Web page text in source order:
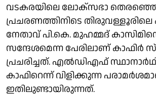
വടകരയിലെ ലോക്സഭാ
പ്രചരണത്തിനിടെ
നേതാവ് പി.കെ. മുഹമ്മദ്
സന്ദേശമെന്ന പേരിലാണ് കാഫിര്‍
പ്രചരിച്ചത്. എല്‍ഡിഎഫ്
കാഫിറെന്ന് വിളിക്കുന്ന
ഇതിലുണ്ടായിരുന്നത്.